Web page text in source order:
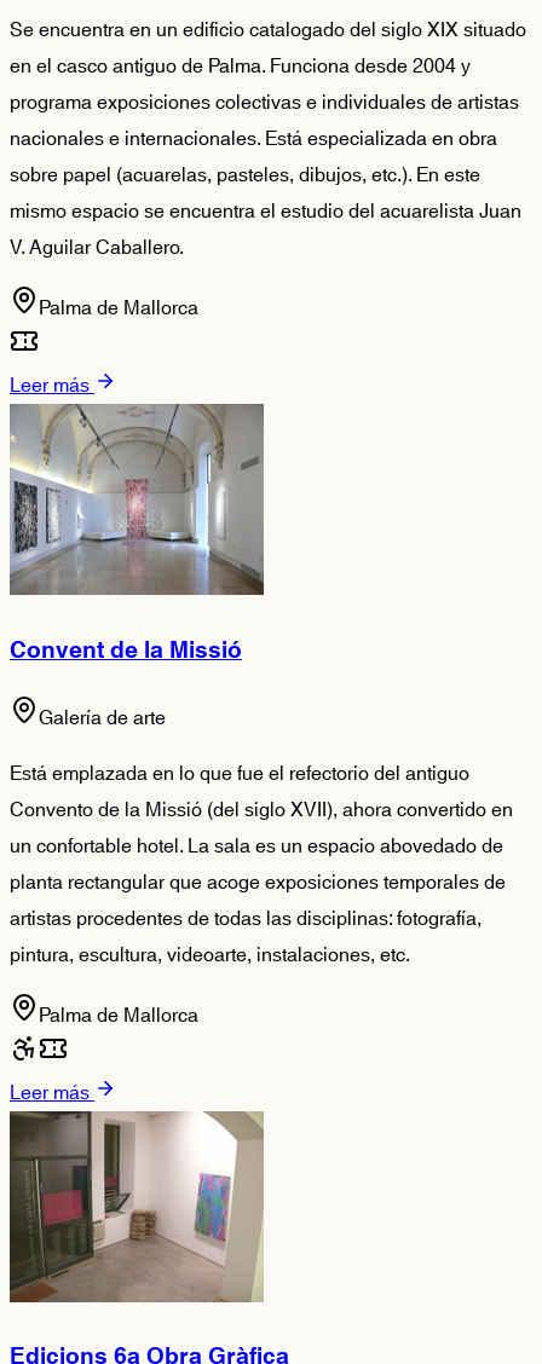
Se encuentra en un edificio catalogado del siglo XIX situado
en el casco antiguo de Palma. Funciona desde 2004 y
programa exposiciones colectivas e individuales de artistas
nacionales e internacionales. Está especializada en obra
sobre papel (acuarelas, pasteles, dibujos, etc.). En este
mismo espacio se encuentra el estudio del acuarelista Juan
V. Aguilar Caballero.
Palma de Mallorca
Leer más
Convent de la Missió
Galería de arte
Está emplazada en lo que fue el refectorio del antiguo
Convento de la Missió (del siglo XVII), ahora convertido en
un confortable hotel. La sala es un espacio abovedado de
planta rectangular que acoge exposiciones temporales de
artistas procedentes de todas las disciplinas: fotografía,
pintura, escultura, videoarte, instalaciones, etc.
Palma de Mallorca
Leer más